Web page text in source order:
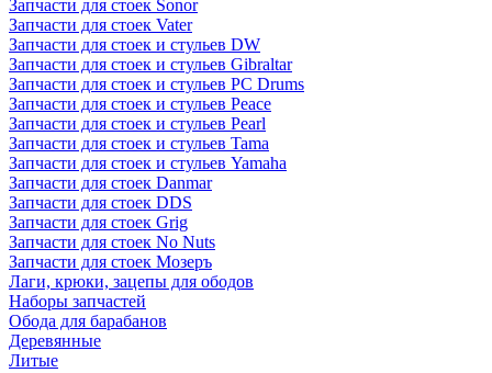
Запчасти для стоек Sonor
Запчасти для стоек Vater
Запчасти для стоек и стульев DW
Запчасти для стоек и стульев Gibraltar
Запчасти для стоек и стульев PC Drums
Запчасти для стоек и стульев Peace
Запчасти для стоек и стульев Pearl
Запчасти для стоек и стульев Tama
Запчасти для стоек и стульев Yamaha
Запчасти для стоек Danmar
Запчасти для стоек DDS
Запчасти для стоек Grig
Запчасти для стоек No Nuts
Запчасти для стоек Мозеръ
Лаги, крюки, зацепы для ободов
Наборы запчастей
Обода для барабанов
Деревянные
Литые